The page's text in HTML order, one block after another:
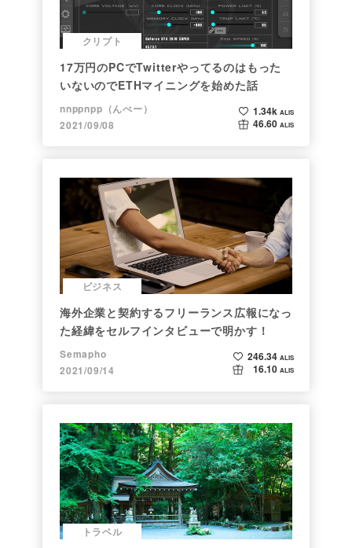
クリプト
17万円のPCでTwitterやってるのはもった
いないのでETHマイニングを始めた話
nnppnpp（んぺー）
2021/09/08
1.34k ALIS
46.60 ALIS
ビジネス
海外企業と契約するフリーランス広報になっ
た経緯をセルフインタビューで明かす！
Semapho
2021/09/14
246.34 ALIS
16.10 ALIS
トラベル